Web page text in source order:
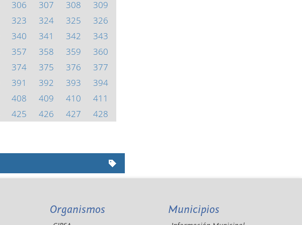
306 307 308
309
323 324 325
326
340 341 342
343
357 358 359
360
374 375 376
377
391 392 393
394
408 409 410
411
425 426 427
428
Organismos Municipios